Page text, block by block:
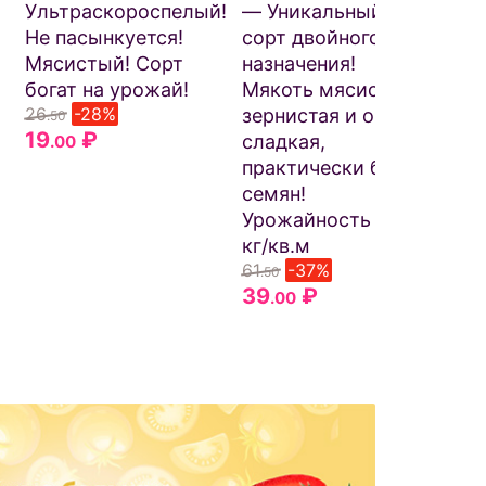
Ультраскороспелый!
Не пасынкуется!
Мясистый! Сорт
богат на урожай!
26.50 -28%
19.00 ₽
— Уникальный
сорт двойного
назначения!
Мякоть мясистая,
зернистая и очень
сладкая,
практически без
семян!
Урожайность до 10
кг/кв.м
61.50 -37%
39.00 ₽